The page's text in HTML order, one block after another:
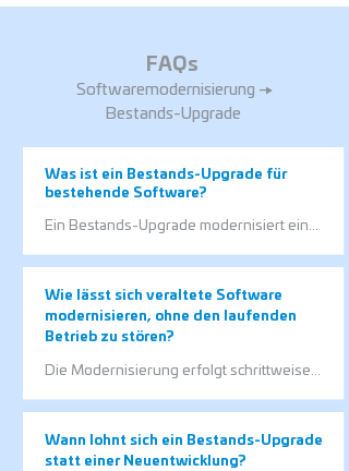
FAQs
Softwaremodernisierung →
Bestands-Upgrade
Was ist ein Bestands-Upgrade für
bestehende Software?
Ein Bestands-Upgrade modernisiert eine
sie komplett neu zu entwickeln. Dadurch
können technische Risiken reduziert und
aktuelle Anforderungen erfüllt werden.
Wie lässt sich veraltete Software
modernisieren, ohne den laufenden
Betrieb zu stören?
Die Modernisierung erfolgt schrittweise
Komponenten. So bleibt die Software
während der Umsetzung weitgehend
nutzbar.
Wann lohnt sich ein Bestands-Upgrade
statt einer Neuentwicklung?